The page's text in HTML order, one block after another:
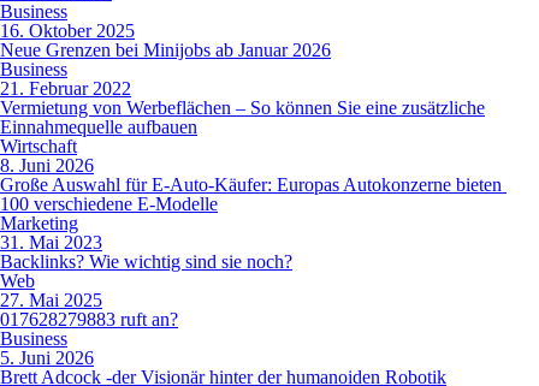
Business
16. Oktober 2025
Neue Grenzen bei Minijobs ab Januar 2026
Business
21. Februar 2022
Vermietung von Werbeflächen – So können Sie eine zusätzliche
Einnahmequelle aufbauen
Wirtschaft
8. Juni 2026
Große Auswahl für E-Auto-Käufer: Europas Autokonzerne bieten
100 verschiedene E-Modelle
Marketing
31. Mai 2023
Backlinks? Wie wichtig sind sie noch?
Web
27. Mai 2025
017628279883 ruft an?
Business
5. Juni 2026
Brett Adcock -der Visionär hinter der humanoiden Robotik